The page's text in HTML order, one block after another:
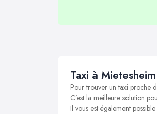
Taxi à Mietesheim
Pour trouver un taxi proche
C’est la meilleure solution
Il vous est également